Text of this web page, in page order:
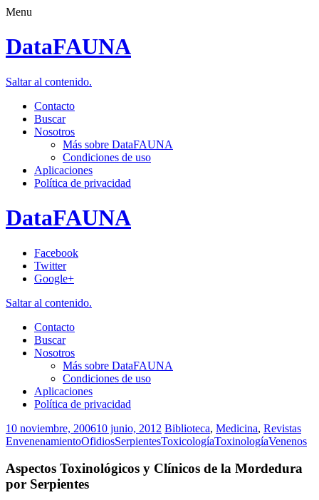
Menu
DataFAUNA
Saltar al contenido.
Contacto
Buscar
Nosotros
Más sobre DataFAUNA
Condiciones de uso
Aplicaciones
Política de privacidad
DataFAUNA
Facebook
Twitter
Google+
Saltar al contenido.
Contacto
Buscar
Nosotros
Más sobre DataFAUNA
Condiciones de uso
Aplicaciones
Política de privacidad
10 noviembre, 200610 junio, 2012 Biblioteca, Medicina, Revistas
EnvenenamientoOfidiosSerpientesToxicologíaToxinologíaVenenos
Aspectos Toxinológicos y Clínicos de la Mordedura
por Serpientes